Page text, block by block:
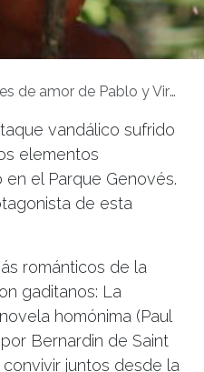
y Virginia en el Parque Genovés
vandálico sufrido
elementos
el Parque Genovés.
de esta
románticos de la
gaditanos: La
homónima (Paul
Bernardin de Saint
juntos desde la